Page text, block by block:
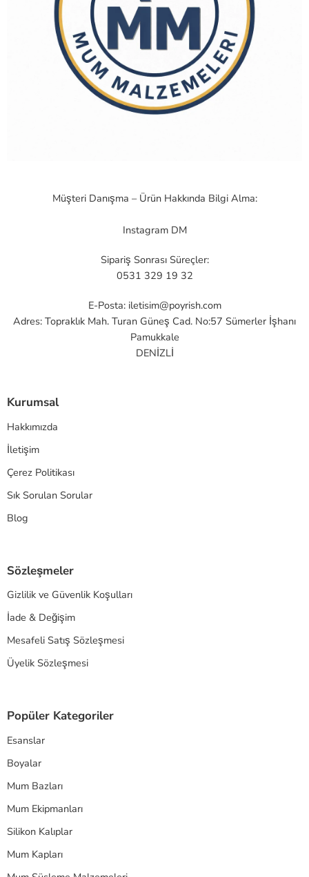
Müşteri Danışma – Ürün Hakkında Bilgi Alma:
Instagram DM
Sipariş Sonrası Süreçler:
0531 329 19 32
E-Posta: iletisim@poyrish.com
Adres: Topraklık Mah. Turan Güneş Cad. No:57 Sümerler İşhanı
Pamukkale
DENİZLİ
Kurumsal
Hakkımızda
İletişim
Çerez Politikası
Sık Sorulan Sorular
Blog
Sözleşmeler
Gizlilik ve Güvenlik Koşulları
İade & Değişim
Mesafeli Satış Sözleşmesi
Üyelik Sözleşmesi
Popüler Kategoriler
Esanslar
Boyalar
Mum Bazları
Mum Ekipmanları
Silikon Kalıplar
Mum Kapları